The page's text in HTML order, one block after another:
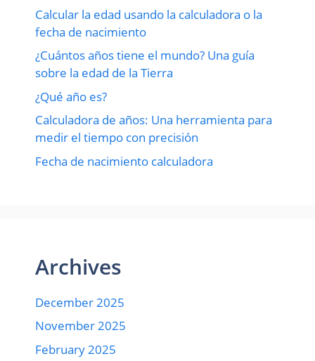
Calcular la edad usando la calculadora o la
fecha de nacimiento
¿Cuántos años tiene el mundo? Una guía
sobre la edad de la Tierra
¿Qué año es?
Calculadora de años: Una herramienta para
medir el tiempo con precisión
Fecha de nacimiento calculadora
Archives
December 2025
November 2025
February 2025